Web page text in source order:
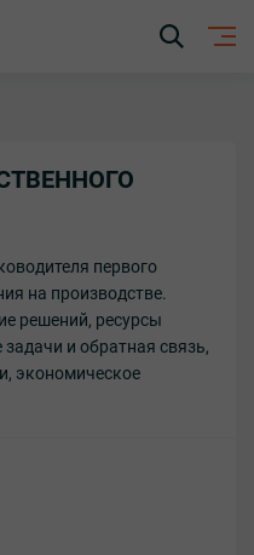
первого
на производстве.
решений, ресурсы
и обратная связь,
экономическое